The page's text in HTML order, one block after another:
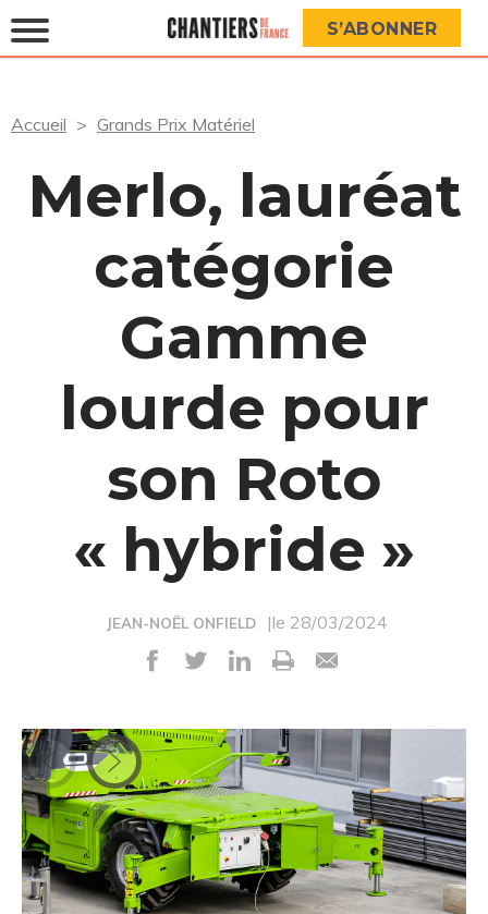
S’ABONNER
Accueil Grands Prix Matériel
Merlo, lauréat
catégorie
Gamme
lourde pour
son Roto
« hybride »
JEAN-NOËL ONFIELD |le 28/03/2024